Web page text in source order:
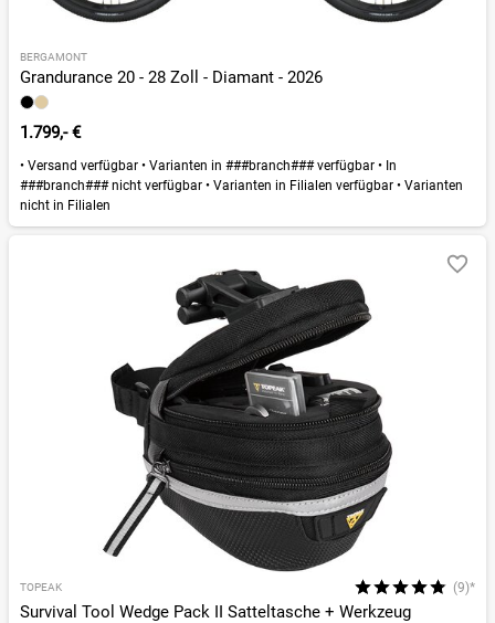
BERGAMONT
Grandurance 20 - 28 Zoll - Diamant - 2026
1.799,- €
• Versand verfügbar • Varianten in ###branch### verfügbar • In
###branch### nicht verfügbar • Varianten in Filialen verfügbar • Varianten
nicht in Filialen
TOPEAK (9)*
Survival Tool Wedge Pack II Satteltasche + Werkzeug